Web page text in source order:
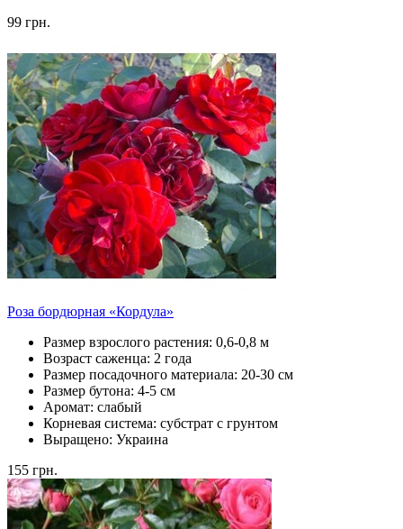
99 грн.
Роза бордюрная «Кордула»
Размер взрослого растения: 0,6-0,8 м
Возраст саженца: 2 года
Размер посадочного материала: 20-30 см
Размер бутона: 4-5 см
Аромат: слабый
Корневая система: субстрат с грунтом
Выращено: Украина
155 грн.